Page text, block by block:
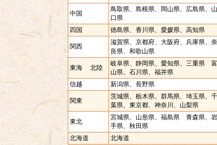
中国
鳥取県、島根県、岡山県、広島県、山
口県
四国
徳島県、香川県、愛媛県、高知県
関西
滋賀県、京都府、大阪府、兵庫県、奈
良県、和歌山県
東海 北陸
岐阜県、静岡県、愛知県、三重県 富
山県、石川県、福井県
信越
新潟県、長野県
関東
茨城県、栃木県、群馬県、埼玉県、千
葉県、東京都、神奈川、山梨県
東北
宮城県、山形県、福島県 青森県、岩
手県、秋田県
北海道
北海道